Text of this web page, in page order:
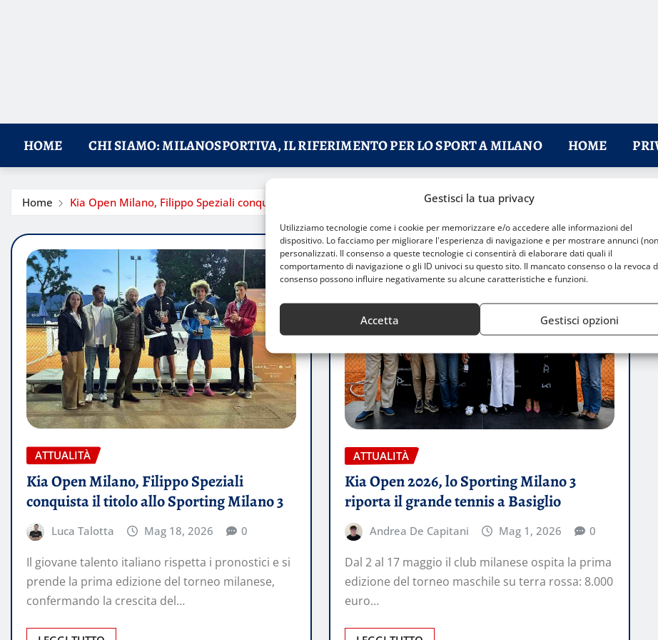
Gestisci la tua privacy
Utilizziamo tecnologie come i cookie per memorizzare e/o accedere alle informazioni del
dispositivo. Lo facciamo per migliorare l'esperienza di navigazione e per mostrare annunci
personalizzati. Il consenso a queste tecnologie ci consentirà di elaborare dati quali il
comportamento di navigazione o gli ID univoci su questo sito. Il mancato consenso o la revoca
consenso possono influire negativamente su alcune caratteristiche e funzioni.
Accetta Gestisci opzioni
HOME CHI SIAMO: MILANOSPORTIVA, IL RIFERIMENTO PER LO SPORT A MILANO HOME
Home Kia Open Milano, Filippo Speziali conquista il titolo allo Sporting Milano 3
ATTUALITÀ
Kia Open Milano, Filippo Speziali
conquista il titolo allo Sporting Milano 3
Luca Talotta Mag 18, 2026 0
Il giovane talento italiano rispetta i pronostici e si
prende la prima edizione del torneo milanese,
confermando la crescita del…
ATTUALITÀ
Kia Open 2026, lo Sporting Milano 3
riporta il grande tennis a Basiglio
Andrea De Capitani Mag 1, 2026 0
Dal 2 al 17 maggio il club milanese ospita la prima
edizione del torneo maschile su terra rossa: 8.000
euro…